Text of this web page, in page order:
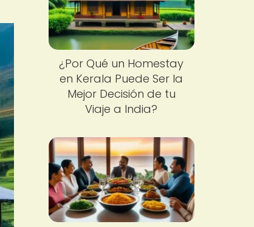
¿Por Qué un Homestay
en Kerala Puede Ser la
Mejor Decisión de tu
Viaje a India?